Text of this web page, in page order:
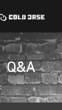
Q&A